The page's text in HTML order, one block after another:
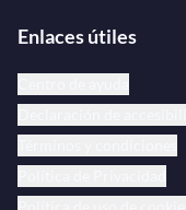
Enlaces útiles